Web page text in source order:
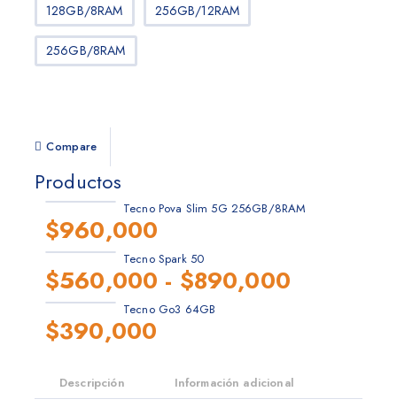
Productos
Tecno Pova Slim 5G 256GB/8RAM
$960,000
Tecno Spark 50
$560,000 - $890,000
Tecno Go3 64GB
$390,000
128GB/8RAM
256GB/12RAM
256GB/8RAM
Compare
Descripción Información adicional